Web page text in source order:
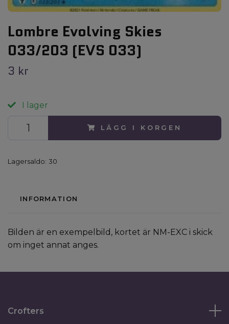
Lombre Evolving Skies
033/203 (EVS 033)
3 kr
I lager
LÄGG I KORGEN
Lagersaldo: 30
INFORMATION
Bilden är en exempelbild, kortet är NM-EXC i skick
om inget annat anges.
Crofters